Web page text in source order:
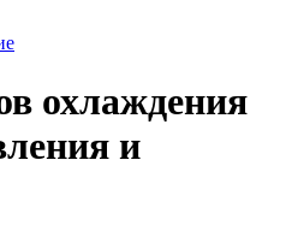
охлаждения
и